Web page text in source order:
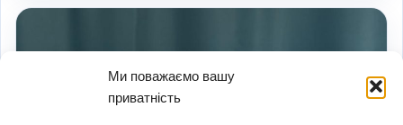
Ми поважаємо вашу
приватність